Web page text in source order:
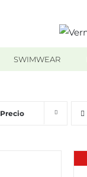
SWIMWEAR
Precio